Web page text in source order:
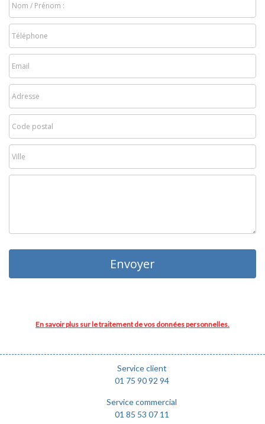
En savoir plus sur le traitement de vos données personnelles.
Service client
01 75 90 92 94
Service commercial
01 85 53 07 11